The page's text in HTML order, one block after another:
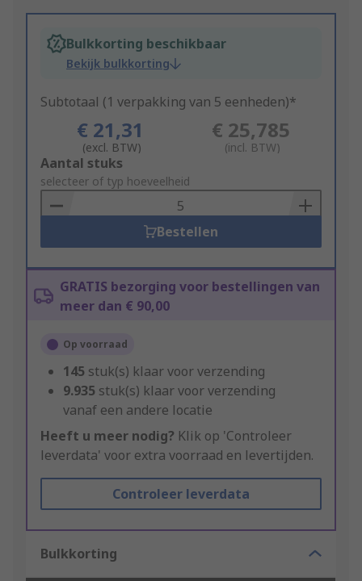
Bulkkorting beschikbaar
Bekijk bulkkorting
Subtotaal (1 verpakking van 5 eenheden)*
€ 21,31
(excl. BTW)
€ 25,785
(incl. BTW)
Add
to
Basket
Aantal stuks
selecteer of typ hoeveelheid
Bestellen
GRATIS bezorging voor bestellingen van
meer dan € 90,00
Op voorraad
145 stuk(s) klaar voor verzending
9.935 stuk(s) klaar voor verzending
vanaf een andere locatie
Heeft u meer nodig? Klik op 'Controleer
leverdata' voor extra voorraad en levertijden.
Controleer leverdata
Bulkkorting